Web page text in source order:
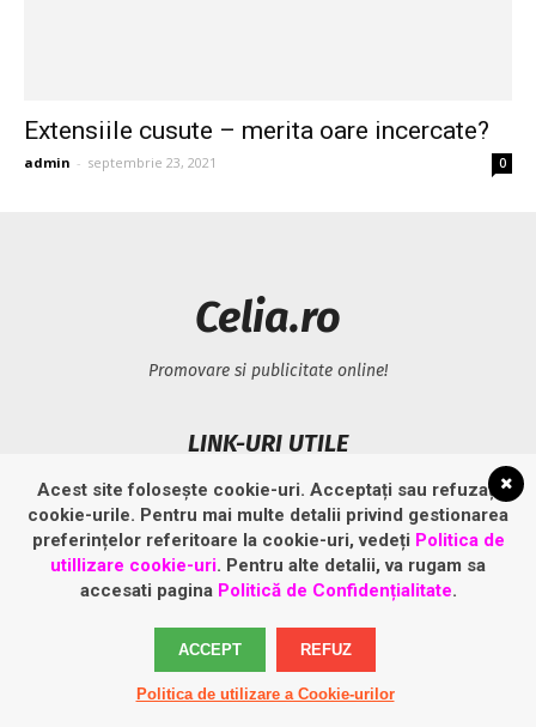
Extensiile cusute – merita oare incercate?
admin - septembrie 23, 2021 0
Celia.ro
Promovare si publicitate online!
LINK-URI UTILE
Politică privind fișierele cookies
Politică de confidențialitate
Acest site folosește cookie-uri. Acceptați sau refuzați
cookie-urile. Pentru mai multe detalii privind gestionarea
preferințelor referitoare la cookie-uri, vedeți Politica de
utillizare cookie-uri. Pentru alte detalii, va rugam sa
accesati pagina Politică de Confidențialitate.
ACCEPT REFUZ
Politica de utilizare a Cookie-urilor